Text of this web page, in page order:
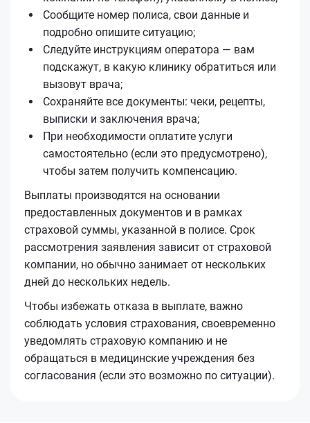
Сообщите номер полиса, свои данные и
подробно опишите ситуацию;
Следуйте инструкциям оператора — вам
подскажут, в какую клинику обратиться или
вызовут врача;
Сохраняйте все документы: чеки, рецепты,
выписки и заключения врача;
При необходимости оплатите услуги
самостоятельно (если это предусмотрено),
чтобы затем получить компенсацию.
Выплаты производятся на основании
предоставленных документов и в рамках
страховой суммы, указанной в полисе. Срок
рассмотрения заявления зависит от страховой
компании, но обычно занимает от нескольких
дней до нескольких недель.
Чтобы избежать отказа в выплате, важно
соблюдать условия страхования, своевременно
уведомлять страховую компанию и не
обращаться в медицинские учреждения без
согласования (если это возможно по ситуации).